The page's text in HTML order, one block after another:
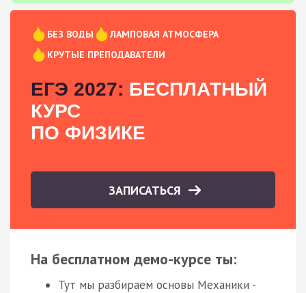
БЕЗ ВОДЫ
ЛАМПОВАЯ АТМОСФЕРА
КРУТЫЕ ПРЕПОДАВАТЕЛИ
ЕГЭ 2027: БЕСПЛАТНЫЙ
КУРС
ПО ФИЗИКЕ
ЗАПИСАТЬСЯ
На бесплатном демо-курсе ты:
Тут мы разбираем основы Механики -